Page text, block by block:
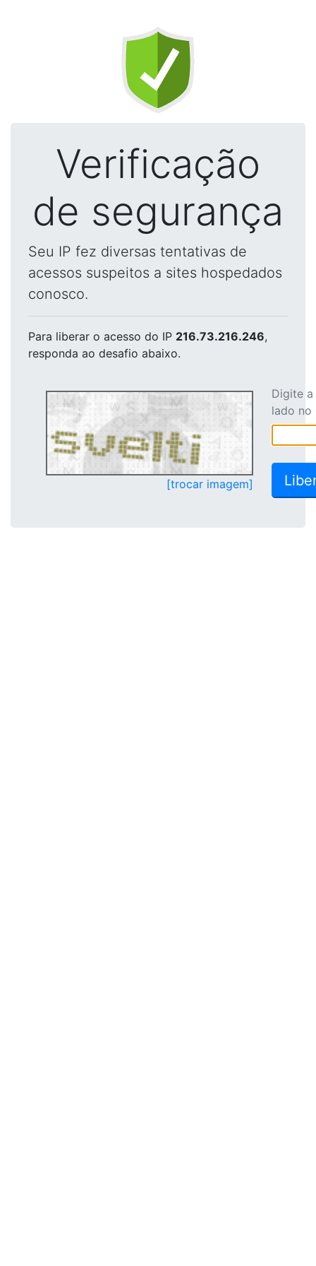
Verificação
de segurança
Seu IP fez diversas tentativas de
acessos suspeitos a sites hospedados
conosco.
Para liberar o acesso do IP 216.73.216.246,
responda ao desafio abaixo.
[trocar imagem]
Digite
lado no